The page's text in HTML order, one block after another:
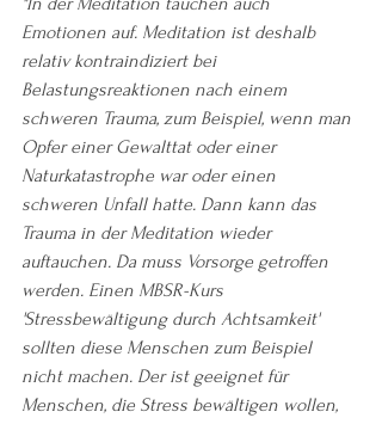
Emotionen auf. Meditation ist deshalb
relativ kontraindiziert bei
Belastungsreaktionen nach einem
schweren Trauma, zum Beispiel, wenn man
Opfer einer Gewalttat oder einer
Naturkatastrophe war oder einen
schweren Unfall hatte. Dann kann das
Trauma in der Meditation wieder
auftauchen. Da muss Vorsorge getroffen
werden. Einen MBSR-Kurs
'Stressbewältigung durch Achtsamkeit'
sollten diese Menschen zum Beispiel
nicht machen. Der ist geeignet für
Menschen, die Stress bewältigen wollen,